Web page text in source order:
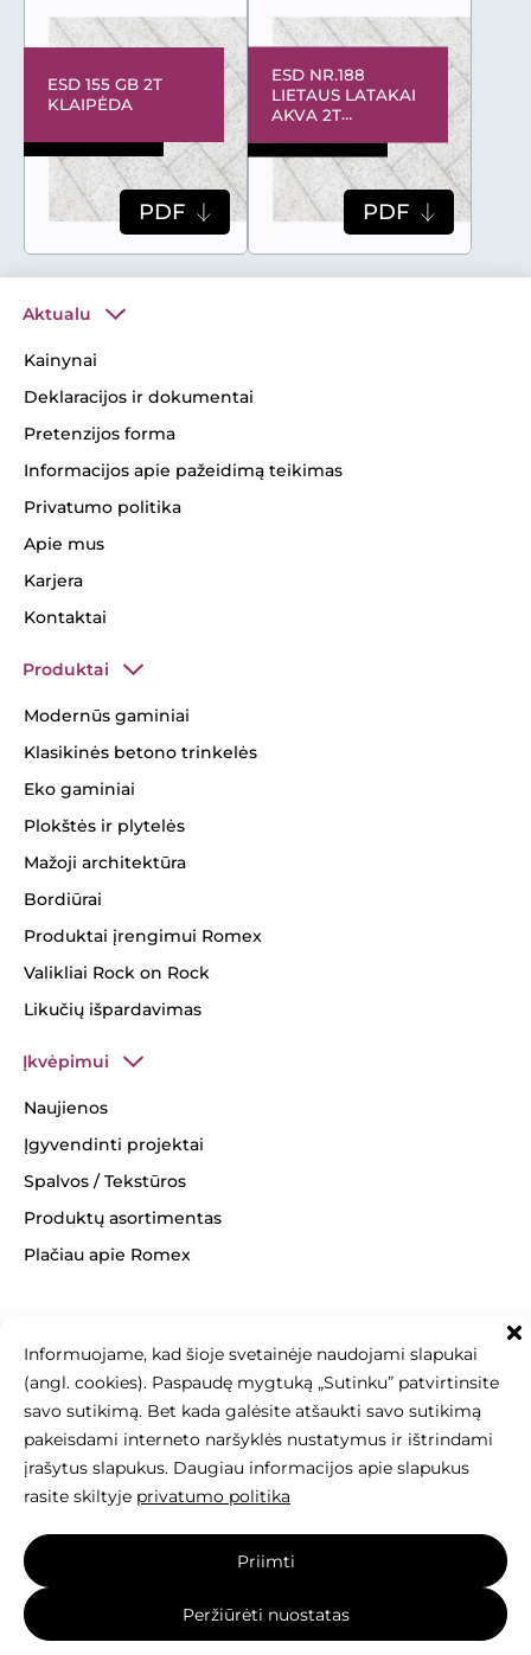
Informuojame, kad šioje svetainėje naudojami slapukai
(angl. cookies). Paspaudę mygtuką „Sutinku” patvirtinsite
savo sutikimą. Bet kada galėsite atšaukti savo sutikimą
pakeisdami interneto naršyklės nustatymus ir ištrindami
įrašytus slapukus. Daugiau informacijos apie slapukus
rasite skiltyje privatumo politika
Priimti
Peržiūrėti nuostatas
ESD 155 GB 2T
KLAIPĖDA
PDF
ESD NR.188
LIETAUS LATAKAI
AKVA 2T
PDF
Aktualu
Kainynai
Deklaracijos ir dokumentai
Pretenzijos forma
Informacijos apie pažeidimą teikimas
Privatumo politika
Apie mus
Karjera
Kontaktai
Produktai
Modernūs gaminiai
Klasikinės betono trinkelės
Eko gaminiai
Plokštės ir plytelės
Mažoji architektūra
Bordiūrai
Produktai įrengimui Romex
Valikliai Rock on Rock
Likučių išpardavimas
Įkvėpimui
Naujienos
Įgyvendinti projektai
Spalvos / Tekstūros
Produktų asortimentas
Plačiau apie Romex
+370 463 14062
info@betonomozaika.lt
Šios svetainės turinys, tekstai, nuotraukos
yra Betono mozaika nuosavybė, be raštiško sutikimo
draudžiama kopijuoti, naudoti ir platinti.
Svetainę sukūrė: elnis.lt